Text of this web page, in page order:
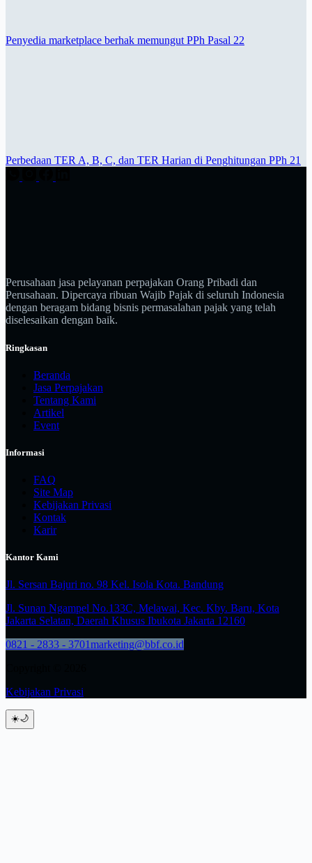
Penyedia marketplace berhak memungut PPh Pasal 22
Perbedaan TER A, B, C, dan TER Harian di Penghitungan PPh 21
Perusahaan jasa pelayanan perpajakan Orang Pribadi dan
Perusahaan. Dipercaya ribuan Wajib Pajak di seluruh Indonesia
dengan beragam bidang bisnis permasalahan pajak yang telah
diselesaikan dengan baik.
Ringkasan
Beranda
Jasa Perpajakan
Tentang Kami
Artikel
Event
Informasi
FAQ
Site Map
Kebijakan Privasi
Kontak
Karir
Kantor Kami
Jl. Sersan Bajuri no. 98 Kel. Isola Kota. Bandung
Jl. Sunan Ngampel No.133C, Melawai, Kec. Kby. Baru, Kota
Jakarta Selatan, Daerah Khusus Ibukota Jakarta 12160
0821 - 2833 - 3701marketing@bbf.co.id
Kebijakan Privasi
☀️🌙